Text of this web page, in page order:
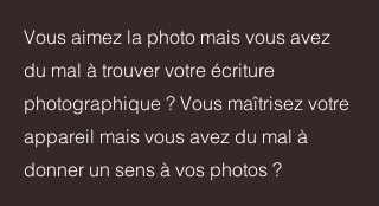
Vous aimez la photo mais vous avez
du mal à trouver votre écriture
photographique ? Vous maîtrisez votre
appareil mais vous avez du mal à
donner un sens à vos photos ?